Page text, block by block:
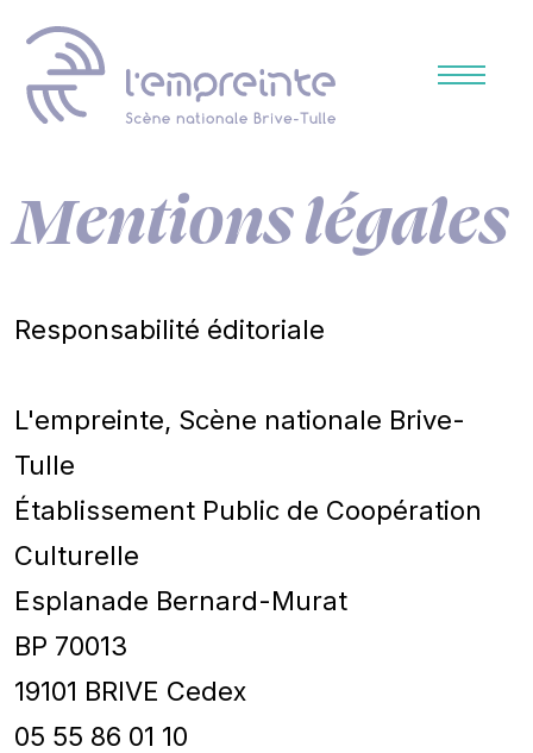
Mentions légales
Responsabilité éditoriale
L'empreinte, Scène nationale Brive-
Tulle
Établissement Public de Coopération
Culturelle
Esplanade Bernard-Murat
BP 70013
19101 BRIVE Cedex
05 55 86 01 10